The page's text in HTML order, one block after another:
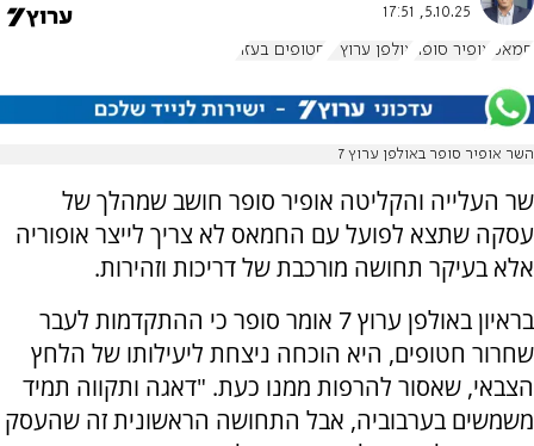
5.10.25, 17:51
חמאס אופיר סופר אולפן ערוץ 7 חטופים בעזה
השר אופיר סופר באולפן ערוץ 7
שר העלייה והקליטה אופיר סופר חושב שמהלך של
עסקה שתצא לפועל עם החמאס לא צריך לייצר אופוריה
אלא בעיקר תחושה מורכבת של דריכות וזהירות.
בראיון באולפן ערוץ 7 אומר סופר כי ההתקדמות לעבר
שחרור חטופים, היא הוכחה ניצחת ליעילותו של הלחץ
הצבאי, שאסור להרפות ממנו כעת. "דאגה ותקווה תמיד
משמשים בערבוביה, אבל התחושה הראשונית זה שהעסק